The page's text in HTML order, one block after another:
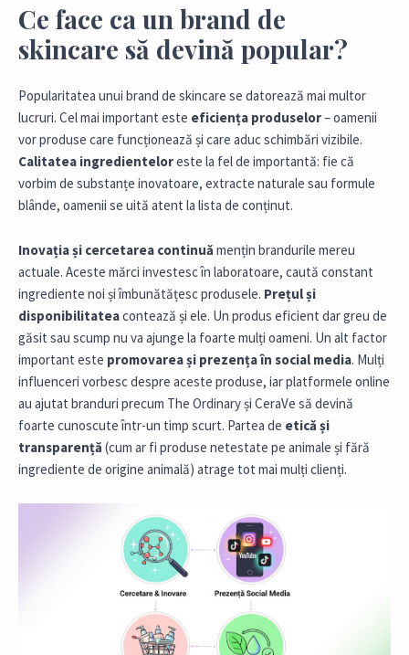
Ce face ca un brand de
skincare să devină popular?
Popularitatea unui brand de skincare se datorează mai multor
lucruri. Cel mai important este eficiența produselor– oamenii
vor produse care funcționează și care aduc schimbări vizibile.
Calitatea ingredienteloreste la fel de importantă: fie că
vorbim de substanțe inovatoare, extracte naturale sau formule
blânde, oamenii se uită atent la lista de conținut.
Inovația și cercetarea continuă mențin brandurile mereu
actuale. Aceste mărci investesc în laboratoare, caută constant
ingrediente noi și îmbunătățesc produsele. Prețul și
disponibilitateacontează și ele. Un produs eficient dar greu de
găsit sau scump nu va ajunge la foarte mulți oameni. Un alt factor
important este promovarea și prezența în social media. Mulți
influenceri vorbesc despre aceste produse, iar platformele online
au ajutat branduri precum The Ordinary și CeraVe să devină
foarte cunoscute într-un timp scurt. Partea de etică și
transparență (cum ar fi produse netestate pe animale și fără
ingrediente de origine animală) atrage tot mai mulți clienți.